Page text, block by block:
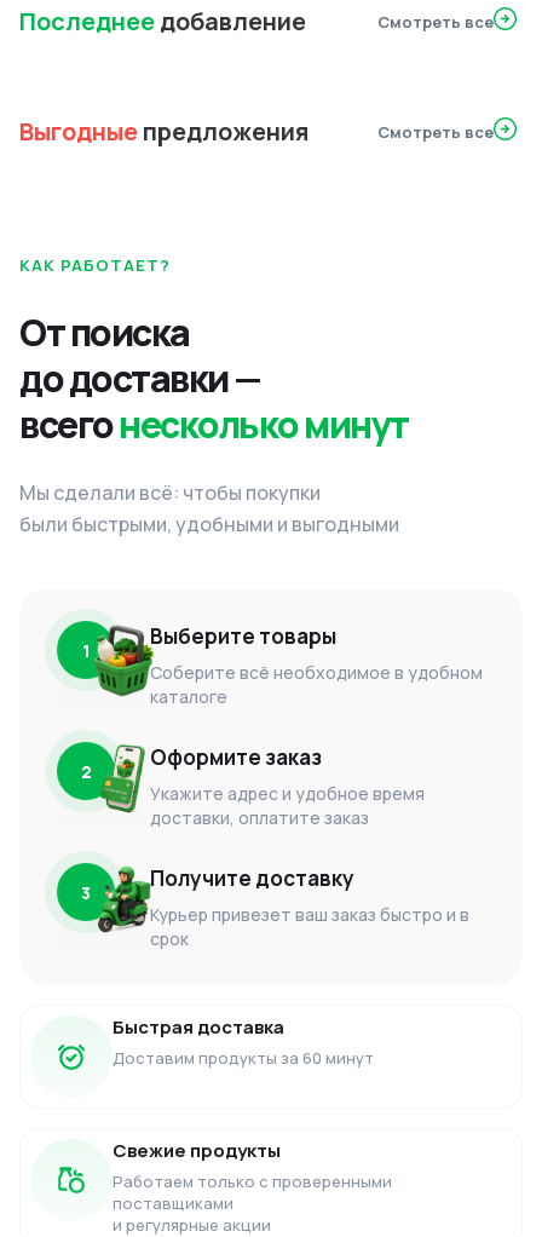
Последнеедобавление Смотреть все
Выгодныепредложения Смотреть все
КАК РАБОТАЕТ?
От поиска
до доставки —
всегонесколько минут
Мы сделали всё: чтобы покупки
были быстрыми, удобными и выгодными
1 Выберите товары
Соберите всё необходимое в удобном
каталоге
2 Оформите заказ
Укажите адрес и удобное время
доставки, оплатите заказ
3 Получите доставку
Курьер привезет ваш заказ быстро и в
срок
Быстрая доставка
Доставим продукты за 60 минут
Свежие продукты
Работаем только с проверенными
поставщиками
и регулярные акции